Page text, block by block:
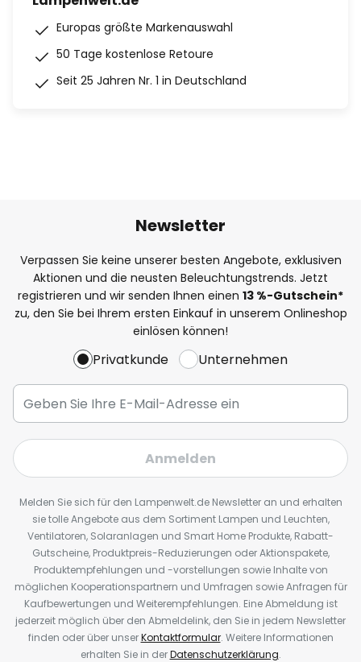
Europas größte Markenauswahl
50 Tage kostenlose Retoure
Seit 25 Jahren Nr. 1 in Deutschland
Newsletter
Verpassen Sie keine unserer besten Angebote, exklusiven
Aktionen und die neusten Beleuchtungstrends. Jetzt
registrieren und wir senden Ihnen einen 13 %-Gutschein*
zu, den Sie bei Ihrem ersten Einkauf in unserem Onlineshop
einlösen können!
Privatkunde Unternehmen
Anmelden
Melden Sie sich für den Lampenwelt.de Newsletter an und erhalten
sie tolle Angebote aus dem Sortiment Lampen und Leuchten,
Ventilatoren, Solaranlagen und Smart Home Produkte, Rabatt-
Gutscheine, Produktpreis-Reduzierungen oder Aktionspakete,
Produktempfehlungen und -vorstellungen sowie Inhalte von
möglichen Kooperationspartnern und Umfragen sowie Anfragen für
Kaufbewertungen und Weiterempfehlungen. Eine Abmeldung ist
jederzeit möglich über den Abmeldelink, den Sie in jedem Newsletter
finden oder über unserKontaktformular. Weitere Informationen
erhalten Sie in derDatenschutzerklärung.